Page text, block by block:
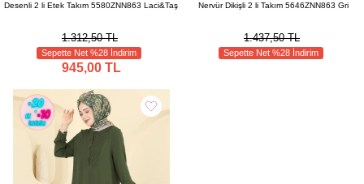
Desenli 2 li Etek Takım 5580ZNN863 Laci&Taş
1.312,50 TL
Sepette Net %28 İndirim
945,00 TL
Nervür Dikişli 2 li Takım 5646ZNN863 Gri
1.437,50 TL
Sepette Net %28 İndirim